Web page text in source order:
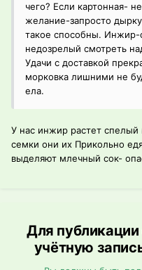
чего? Если картонная-
желание-запросто
такое способны.
недозрелый смотреть
Удачи с доставкой
морковка лишними не
ела.
У нас инжир растет
семки они их Прикольно
выделяют млечный сок-
Для
учётную